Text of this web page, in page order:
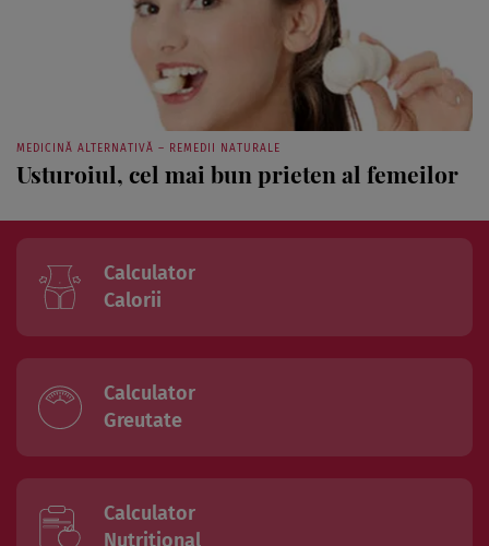
MEDICINĂ ALTERNATIVĂ – REMEDII NATURALE
Calculator
Calculator
Calculator